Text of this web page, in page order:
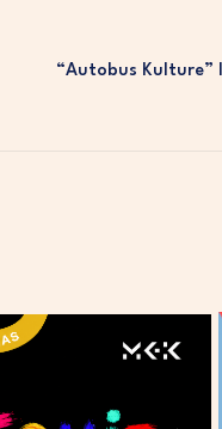
“Autobus Kulture”